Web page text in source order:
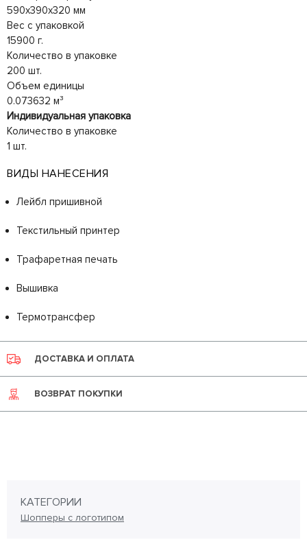
590x390x320 мм
Вес с упаковкой
15900 г.
Количество в упаковке
200 шт.
Объем единицы
0.073632 м³
Индивидуальная упаковка
Количество в упаковке
1 шт.
ВИДЫ НАНЕСЕНИЯ
Лейбл пришивной
Текстильный принтер
Трафаретная печать
Вышивка
Термотрансфер
ДОСТАВКА И ОПЛАТА
ВОЗВРАТ ПОКУПКИ
КАТЕГОРИИ
Шопперы с логотипом